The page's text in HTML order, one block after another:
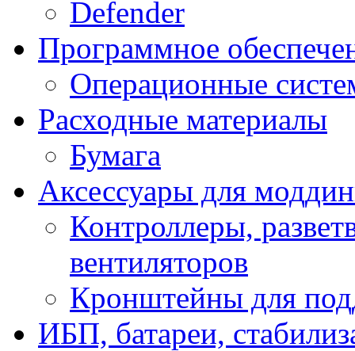
Defender
Программное
Операционные
Расходные материалы
Бумага
Аксессуары для
Контроллеры,
вентиляторов
Кронштейны для
ИБП, батареи,